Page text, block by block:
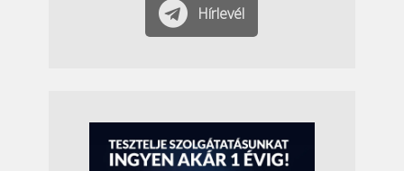
Hírlevél